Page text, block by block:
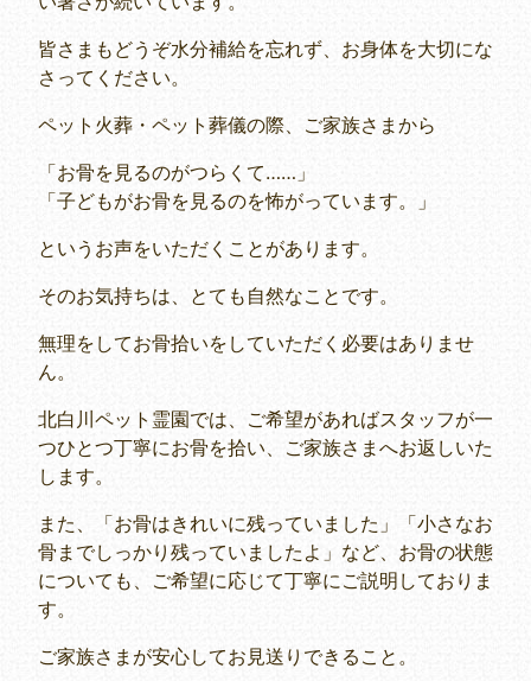
皆さまもどうぞ水分補給を忘れず、お身体を大切にな
さってください。
ペット火葬・ペット葬儀の際、ご家族さまから
「お骨を見るのがつらくて……」
「子どもがお骨を見るのを怖がっています。」
というお声をいただくことがあります。
そのお気持ちは、とても自然なことです。
無理をしてお骨拾いをしていただく必要はありませ
ん。
北白川ペット霊園では、ご希望があればスタッフが一
つひとつ丁寧にお骨を拾い、ご家族さまへお返しいた
します。
また、「お骨はきれいに残っていました」「小さなお
骨までしっかり残っていましたよ」など、お骨の状態
についても、ご希望に応じて丁寧にご説明しておりま
す。
ご家族さまが安心してお見送りできること。